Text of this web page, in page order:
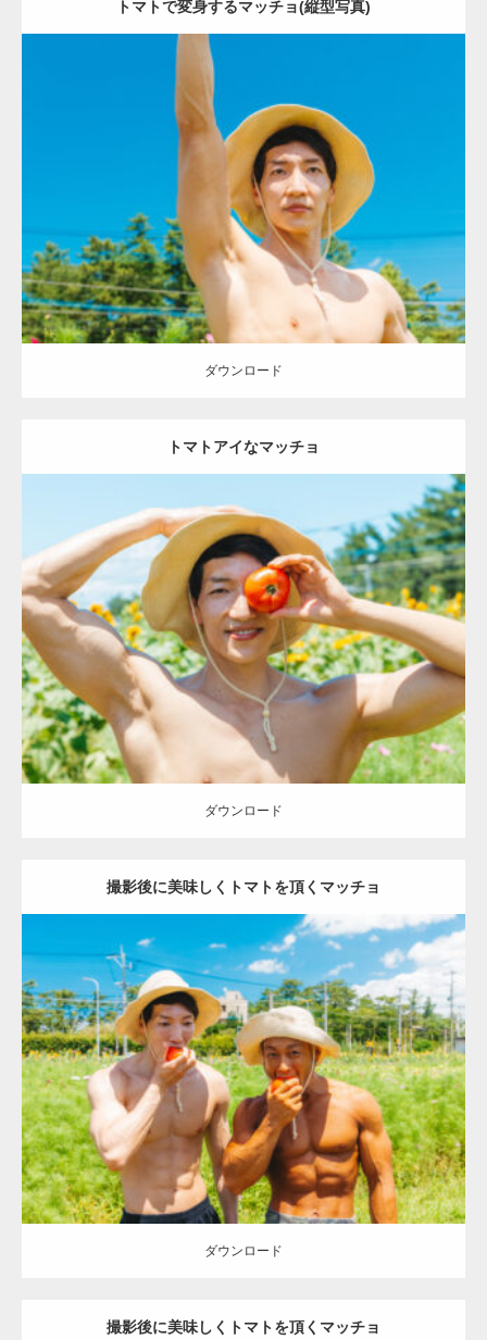
トマトで変身するマッチョ(縦型写真)
Update:2023.02.11
トマト農家のマッチョ オレンジの人 AKIHITO(細マッチョ)
唐津 (佐賀)
ダウンロード
ダウンロード
トマトアイなマッチョ
Update:2023.02.11
Category:トマト農家のマッチョ オレンジの人 AKIHITO(細マッチョ)
唐津 (佐賀)
ダウンロード
ダウンロード
撮影後に美味しくトマトを頂くマッチョ
Update:2023.02.11
Category:トマト農家のマッチョ オレンジの人 ONIKKY(デカいよ)
AKIHITO(細マッチョ) 腹筋 唐津 (佐賀)
ダウンロード
ダウンロード
撮影後に美味しくトマトを頂くマッチョ